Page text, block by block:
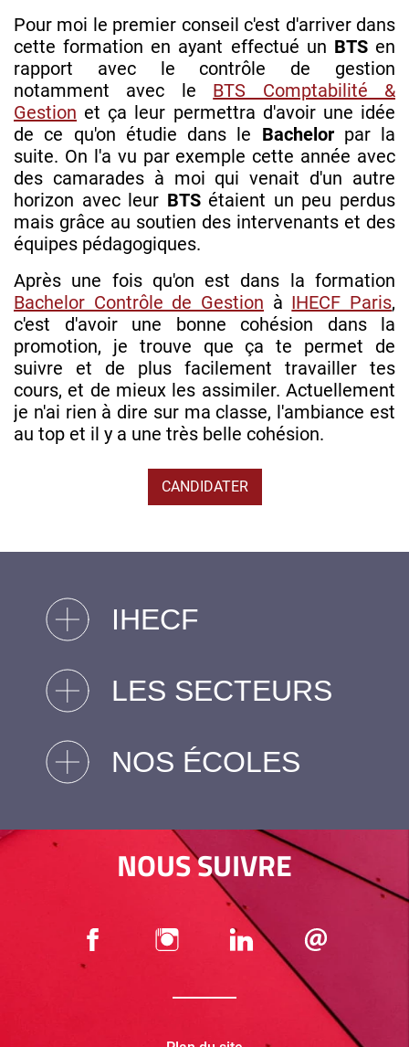
Pour moi le premier conseil c'est d'arriver dans
cette formation en ayant effectué un BTS en
rapport avec le contrôle de gestion
notamment avec le BTS Comptabilité &
Gestion et ça leur permettra d'avoir une idée
de ce qu'on étudie dans le Bachelor par la
suite. On l'a vu par exemple cette année avec
des camarades à moi qui venait d'un autre
horizon avec leur BTS étaient un peu perdus
mais grâce au soutien des intervenants et des
équipes pédagogiques.
Après une fois qu'on est dans la formation
Bachelor Contrôle de Gestion à IHECF Paris,
c'est d'avoir une bonne cohésion dans la
promotion, je trouve que ça te permet de
suivre et de plus facilement travailler tes
cours, et de mieux les assimiler. Actuellement
je n'ai rien à dire sur ma classe, l'ambiance est
au top et il y a une très belle cohésion.
CANDIDATER
IHECF
LES SECTEURS
NOS ÉCOLES
NOUS SUIVRE